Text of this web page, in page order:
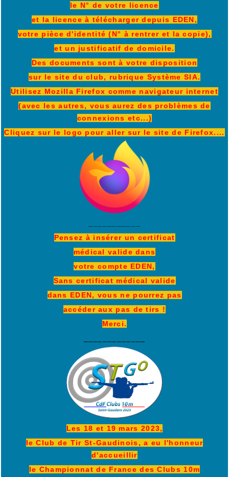
le N° de votre licence
et la licence à télécharger depuis EDEN,
votre pièce d'identité (N° à rentrer et la copie),
et un justificatif de domicile.
Des documents sont à votre disposition
sur le site du club, rubrique Système SIA.
Utilisez Mozilla Firefox comme navigateur internet
(avec les autres, vous aurez des problèmes de
connexions etc...)
Cliquez sur le logo pour aller sur le site de Firefox....
Pensez à insérer un certificat
médical valide dans
votre compte EDEN,
Sans certificat médical valide
dans EDEN, vous ne pourrez pas
accéder aux pas de tirs !
Merci.
Les 18 et 19 mars 2023,
le Club de Tir St-Gaudinois, a eu l'honneur
d'accueillir
le Championnat de France des Clubs 10m